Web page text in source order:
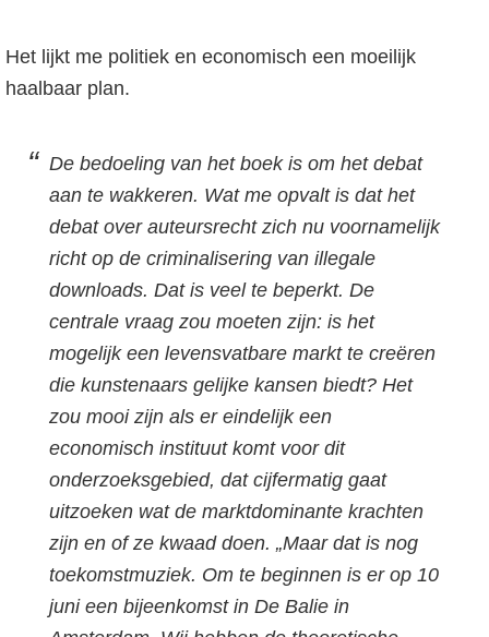
Het lijkt me politiek en economisch een moeilijk
haalbaar plan.
De bedoeling van het boek is om het debat
aan te wakkeren. Wat me opvalt is dat het
debat over auteursrecht zich nu voornamelijk
richt op de criminalisering van illegale
downloads. Dat is veel te beperkt. De
centrale vraag zou moeten zijn: is het
mogelijk een levensvatbare markt te creëren
die kunstenaars gelijke kansen biedt? Het
zou mooi zijn als er eindelijk een
economisch instituut komt voor dit
onderzoeksgebied, dat cijfermatig gaat
uitzoeken wat de marktdominante krachten
zijn en of ze kwaad doen. „Maar dat is nog
toekomstmuziek. Om te beginnen is er op 10
juni een bijeenkomst in De Balie in